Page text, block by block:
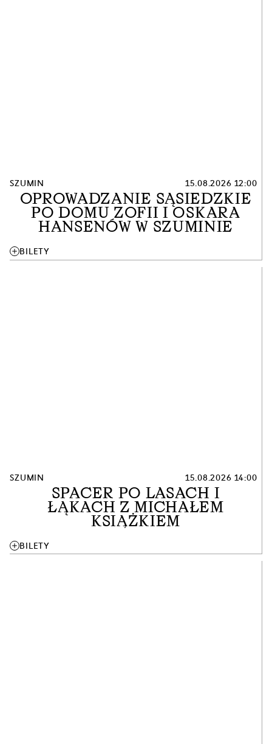
SZUMIN 15.08.2026 12:00
OPROWADZANIE SĄSIEDZKIE
PO DOMU ZOFII I OSKARA
HANSENÓW W SZUMINIE
addBILETY
SZUMIN 15.08.2026 14:00
SPACER PO LASACH I
ŁĄKACH Z MICHAŁEM
KSIĄŻKIEM
addBILETY